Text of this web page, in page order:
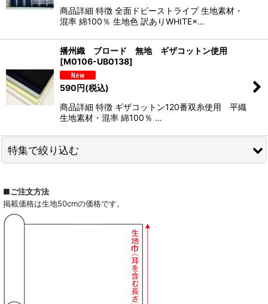
商品詳細 特徴 全面ドビーストライプ 生地素材・
混率 綿100％ 生地色 訳ありWHITE×…
播州織 ブロード 無地 ギザコットン使用
[M0106-UB0138]
590円(税込)
商品詳細 特徴 ギザコットン120番双糸使用 平織
生地素材・混率 綿100％ …
特集で絞り込む
ドレスシャツ
■ご注文方法
掲載価格は生地50cmの価格です。